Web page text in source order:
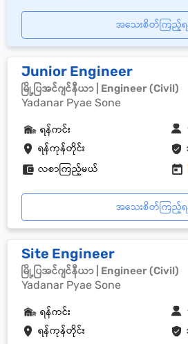
အသေးစိတ်ကြည့်ရ
Junior Engineer
မြို့ပြအင်ဂျင်နီယာ | Engineer (Civil)
Yadanar Pyae Sone
ရန်ကုန်တိုင်း
ရန်ကင်း
လစာကြည့်မယ်
အသေးစိတ်ကြည့်ရ
Site Engineer
မြို့ပြအင်ဂျင်နီယာ | Engineer (Civil)
Yadanar Pyae Sone
ရန်ကုန်တိုင်း
ရန်ကင်း